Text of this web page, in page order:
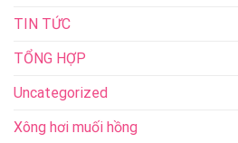
TIN TỨC
TỔNG HỢP
Uncategorized
Xông hơi muối hồng